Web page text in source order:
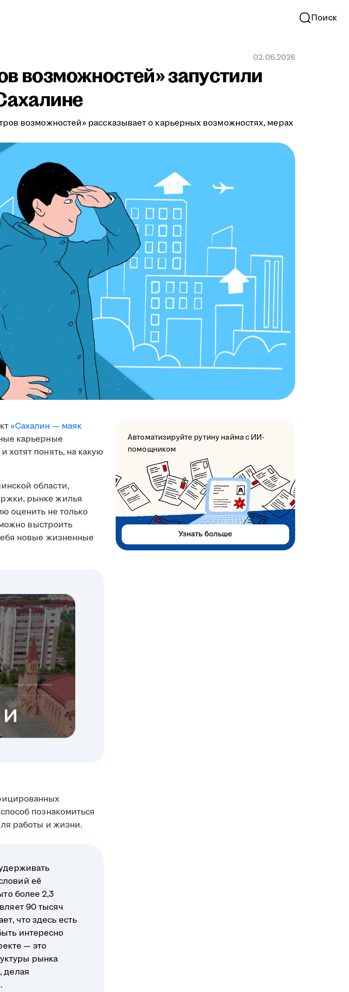
Поиск
02.06.2026
возможностей» запустили
возможностей» рассказывает о карьерных возможностях, мерах
«Сахалин — маяк
карьерные
хотят понять, на какую
области,
рынке жилья
оценить не только
выстроить
новые жизненные
познакомиться
работы и жизни.
её
более 2,3
90 тысяч
что здесь есть
интересно
— это
рынка
делая
Автоматизируйте рутину найма с ИИ-
помощником
Узнать больше